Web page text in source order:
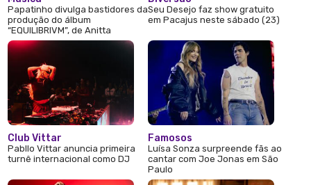
Papatinho divulga bastidores da
produção do álbum
“EQUILIBRIVM”, de Anitta
Club Vittar
Pabllo Vittar anuncia primeira
turnê internacional como DJ
Seu Desejo faz show gratuito
em Pacajus neste sábado (23)
Famosos
Luísa Sonza surpreende fãs ao
cantar com Joe Jonas em São
Paulo